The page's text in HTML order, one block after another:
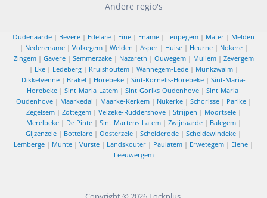
Andere regio's
Oudenaarde | Bevere | Edelare | Eine | Ename | Leupegem | Mater | Melden
| Nederename| Volkegem| Welden | Asper| Huise| Heurne| Nokere|
Zingem| Gavere| Semmerzake| Nazareth | Ouwegem| Mullem| Zevergem
| Eke| Ledeberg| Kruishoutem| Wannegem-Lede| Munkzwalm|
Dikkelvenne | Brakel | Horebeke | Sint-Kornelis-Horebeke | Sint-Maria-
Horebeke| Sint-Maria-Latem| Sint-Goriks-Oudenhove| Sint-Maria-
Oudenhove| Maarkedal | Maarke-Kerkem| Nukerke| Schorisse| Parike|
Zegelsem| Zottegem| Velzeke-Ruddershove| Strijpen | Moortsele|
Merelbeke| De Pinte| Sint-Martens-Latem| Zwijnaarde| Balegem|
Gijzenzele | Bottelare | Oosterzele | Schelderode | Scheldewindeke |
Lemberge | Munte | Vurste | Landskouter | Paulatem | Erwetegem | Elene |
Leeuwergem